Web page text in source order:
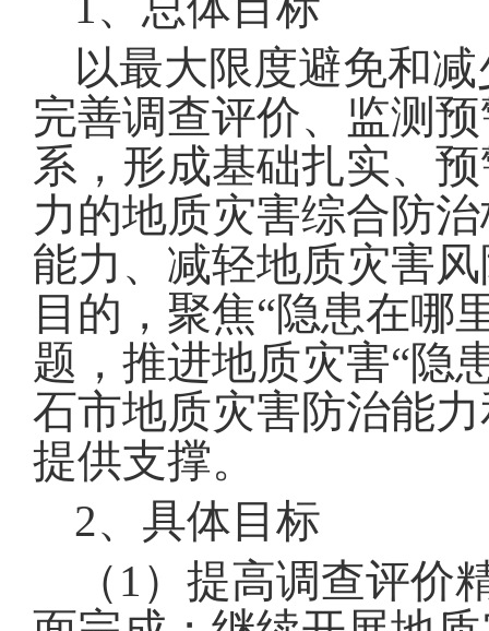
以最大限度避免和
完善调查评价、监测
系，形成基础扎实、
力的地质灾害综合防
能力、减轻地质灾害
目的，聚焦“隐患在哪
题，推进地质灾害“隐
石市地质灾害防治能
提供支撑。
2、具体目标
（ 1 ）提高调查评价